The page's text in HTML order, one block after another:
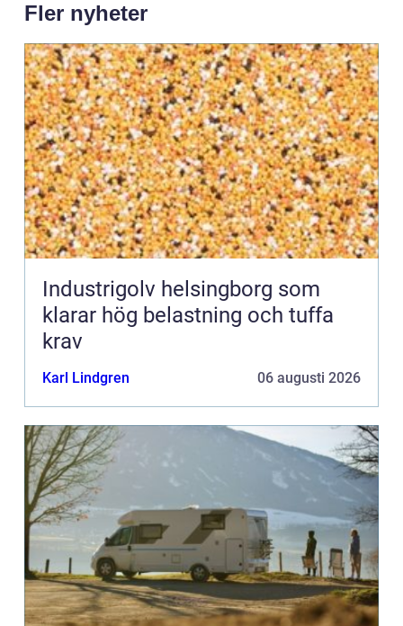
Fler nyheter
Industrigolv helsingborg som
klarar hög belastning och tuffa
krav
Karl Lindgren 06 augusti 2026